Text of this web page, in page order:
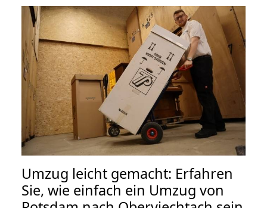
Umzug leicht gemacht: Erfahren
Sie, wie einfach ein Umzug von